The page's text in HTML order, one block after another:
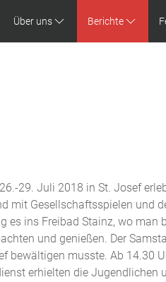
Über uns Berichte
29. Juli 2018 in St. Josef
mit Gesellschaftsspielen und
ins Freibad Stainz, wo man
und genießen. Der
bewältigen musste. Ab 14.30
erhielten die Jugendlichen